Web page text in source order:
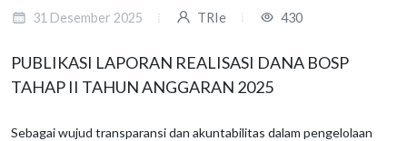
31 Desember 2025 TRIe 430
PUBLIKASI LAPORAN REALISASI DANA BOSP
TAHAP II TAHUN ANGGARAN 2025
Sebagai wujud transparansi dan akuntabilitas dalam pengelolaan